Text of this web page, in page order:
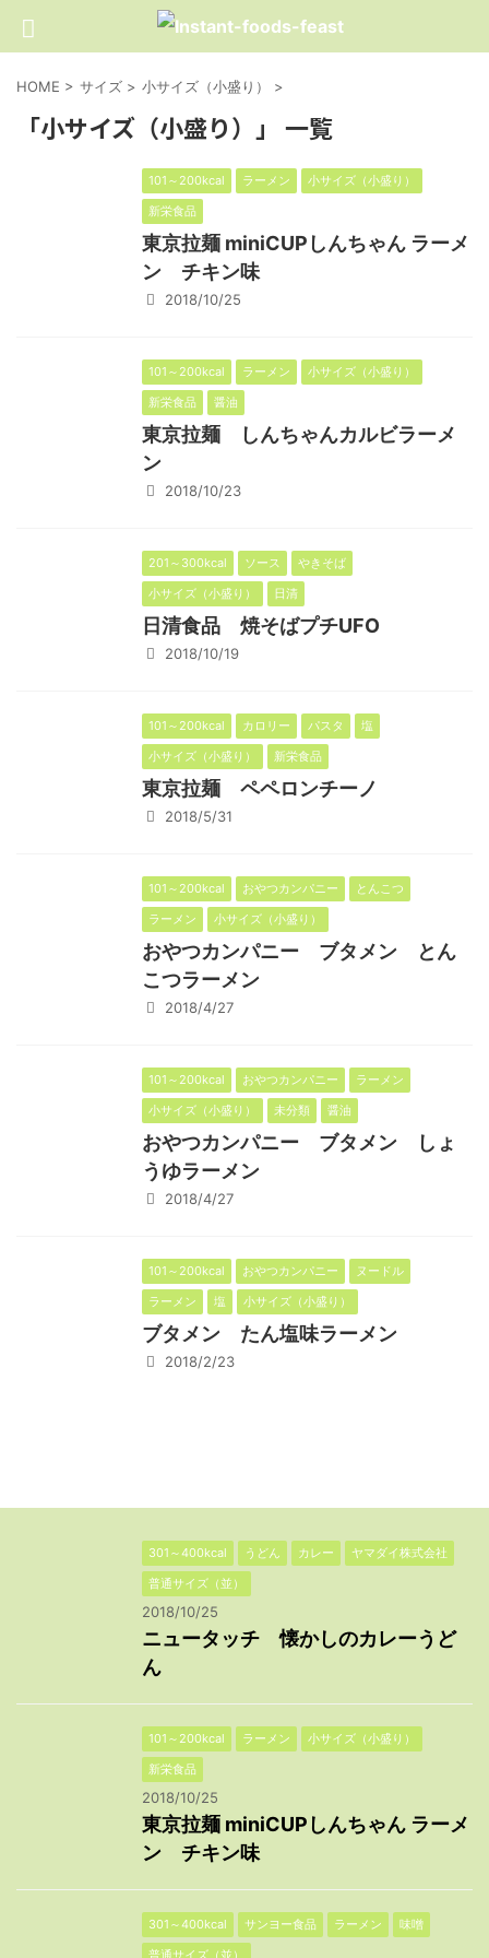
HOME > サイズ > 小サイズ（小盛り） >
「小サイズ（小盛り）」 一覧
101～200kcal ラーメン
小サイズ（小盛り）
新栄食品
東京拉麺 miniCUPしんちゃん ラーメ
ン チキン味
2018/10/25
101～200kcal ラーメン
小サイズ（小盛り）
新栄食品
醤油
東京拉麺 しんちゃんカルビラーメ
ン
2018/10/23
201～300kcal ソース
やきそば
小サイズ（小盛り）
日清
日清食品 焼そばプチUFO
2018/10/19
101～200kcal カロリー パスタ
塩
小サイズ（小盛り）
新栄食品
東京拉麺 ペペロンチーノ
2018/5/31
101～200kcal おやつカンパニー
とんこつ
ラーメン
小サイズ（小盛り）
おやつカンパニー ブタメン とん
こつラーメン
2018/4/27
101～200kcal おやつカンパニー
ラーメン
小サイズ（小盛り）
未分類 醤油
おやつカンパニー ブタメン しょ
うゆラーメン
2018/4/27
101～200kcal おやつカンパニー
ヌードル
ラーメン
塩 小サイズ（小盛り）
ブタメン たん塩味ラーメン
2018/2/23
301～400kcal うどん カレー
ヤマダイ株式会社
普通サイズ（並）
2018/10/25
ニュータッチ 懐かしのカレーうど
ん
101～200kcal ラーメン
小サイズ（小盛り）
新栄食品
2018/10/25
東京拉麺 miniCUPしんちゃん ラーメ
ン チキン味
301～400kcal サンヨー食品 ラーメン
味噌
普通サイズ（並）